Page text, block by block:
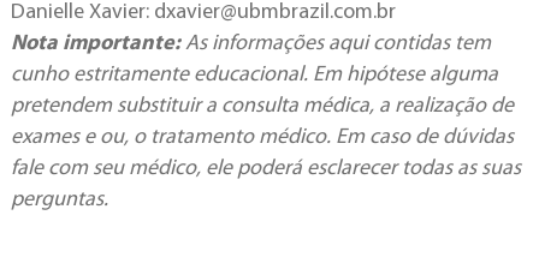
Danielle Xavier: dxavier@ubmbrazil.com.br
Nota importante:As informações aqui contidas tem
cunho estritamente educacional. Em hipótese alguma
pretendem substituir a consulta médica, a realização de
exames e ou, o tratamento médico. Em caso de dúvidas
fale com seu médico, ele poderá esclarecer todas as suas
perguntas.